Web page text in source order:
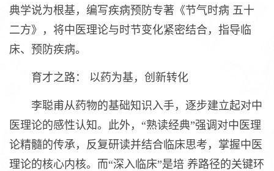
典学说为根基，编写疾病预防专著《节气时病 五十
二方》，将中医理论与时节变化紧密结合，指导临
床、预防疾病。
育才之路： 以药为基，创新转化
李聪甫从药物的基础知识入手，逐步建立起对中
医理论的感性认知。此外，“熟读经典”强调对中医理
论精髓的传承，反复研读并结合临床思考，掌握中医
理论的核心内核。而“深入临床”是培 养路径的关键环